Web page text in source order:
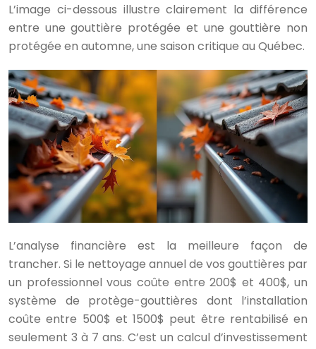
L’image ci-dessous illustre clairement la différence
entre une gouttière protégée et une gouttière non
protégée en automne, une saison critique au Québec.
L’analyse financière est la meilleure façon de
trancher. Si le nettoyage annuel de vos gouttières par
un professionnel vous coûte entre 200$ et 400$, un
système de protège-gouttières dont l’installation
coûte entre 500$ et 1500$ peut être rentabilisé en
seulement 3 à 7 ans. C’est un calcul d’investissement